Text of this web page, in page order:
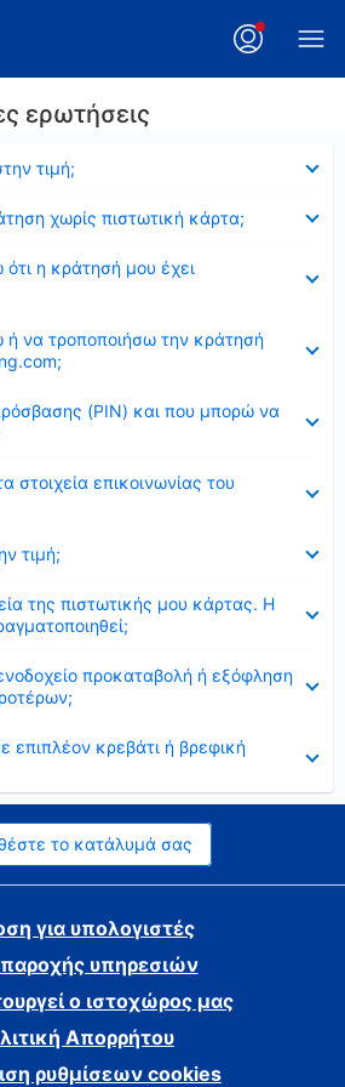
ερωτήσεις
τιμή;
χωρίς πιστωτική κάρτα;
η κράτησή μου έχει
να τροποποιήσω την κράτησή
(PIN) και που μπορώ να
επικοινωνίας του
τιμή;
της πιστωτικής μου κάρτας. Η
προκαταβολή ή εξόφληση
επιπλέον κρεβάτι ή βρεφική
το κατάλυμά σας
για υπολογιστές
υπηρεσιών
ο ιστοχώρος μας
Απορρήτου
ρυθμίσεων cookies